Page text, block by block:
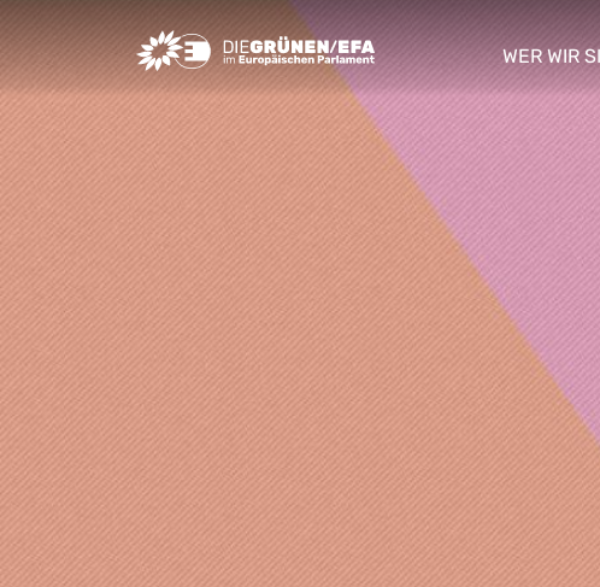
Greens/EFA Home
WER WIR
show/